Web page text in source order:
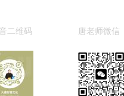
二维码 唐老师微信